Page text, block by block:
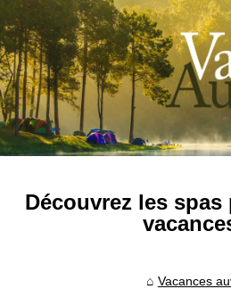
Découvrez les
Vacances